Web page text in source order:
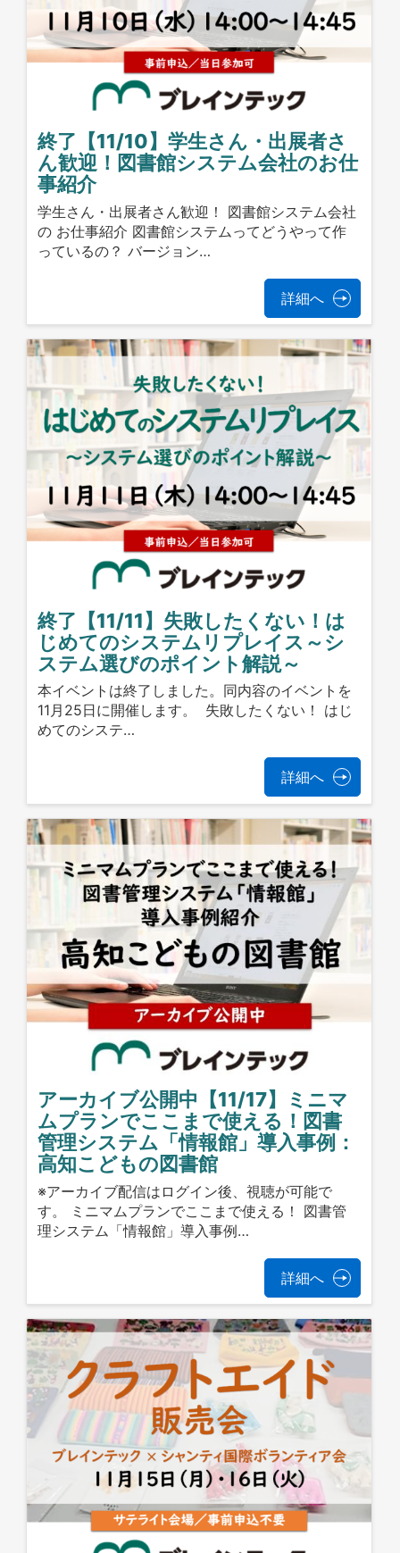
終了【11/10】学生さん・出展者さ
ん歓迎！図書館システム会社のお仕
事紹介
学生さん・出展者さん歓迎！ 図書館システム会社
の お仕事紹介 図書館システムってどうやって作
っているの？ バージョン…
詳細へ
終了【11/11】失敗したくない！は
じめてのシステムリプレイス～シ
ステム選びのポイント解説～
本イベントは終了しました。同内容のイベントを
11月25日に開催します。 失敗したくない！ はじ
めてのシステ…
詳細へ
アーカイブ公開中【11/17】ミニマ
ムプランでここまで使える！図書
管理システム「情報館」導入事例：
高知こどもの図書館
※アーカイブ配信はログイン後、視聴が可能で
す。 ミニマムプランでここまで使える！ 図書管
理システム「情報館」導入事例…
詳細へ